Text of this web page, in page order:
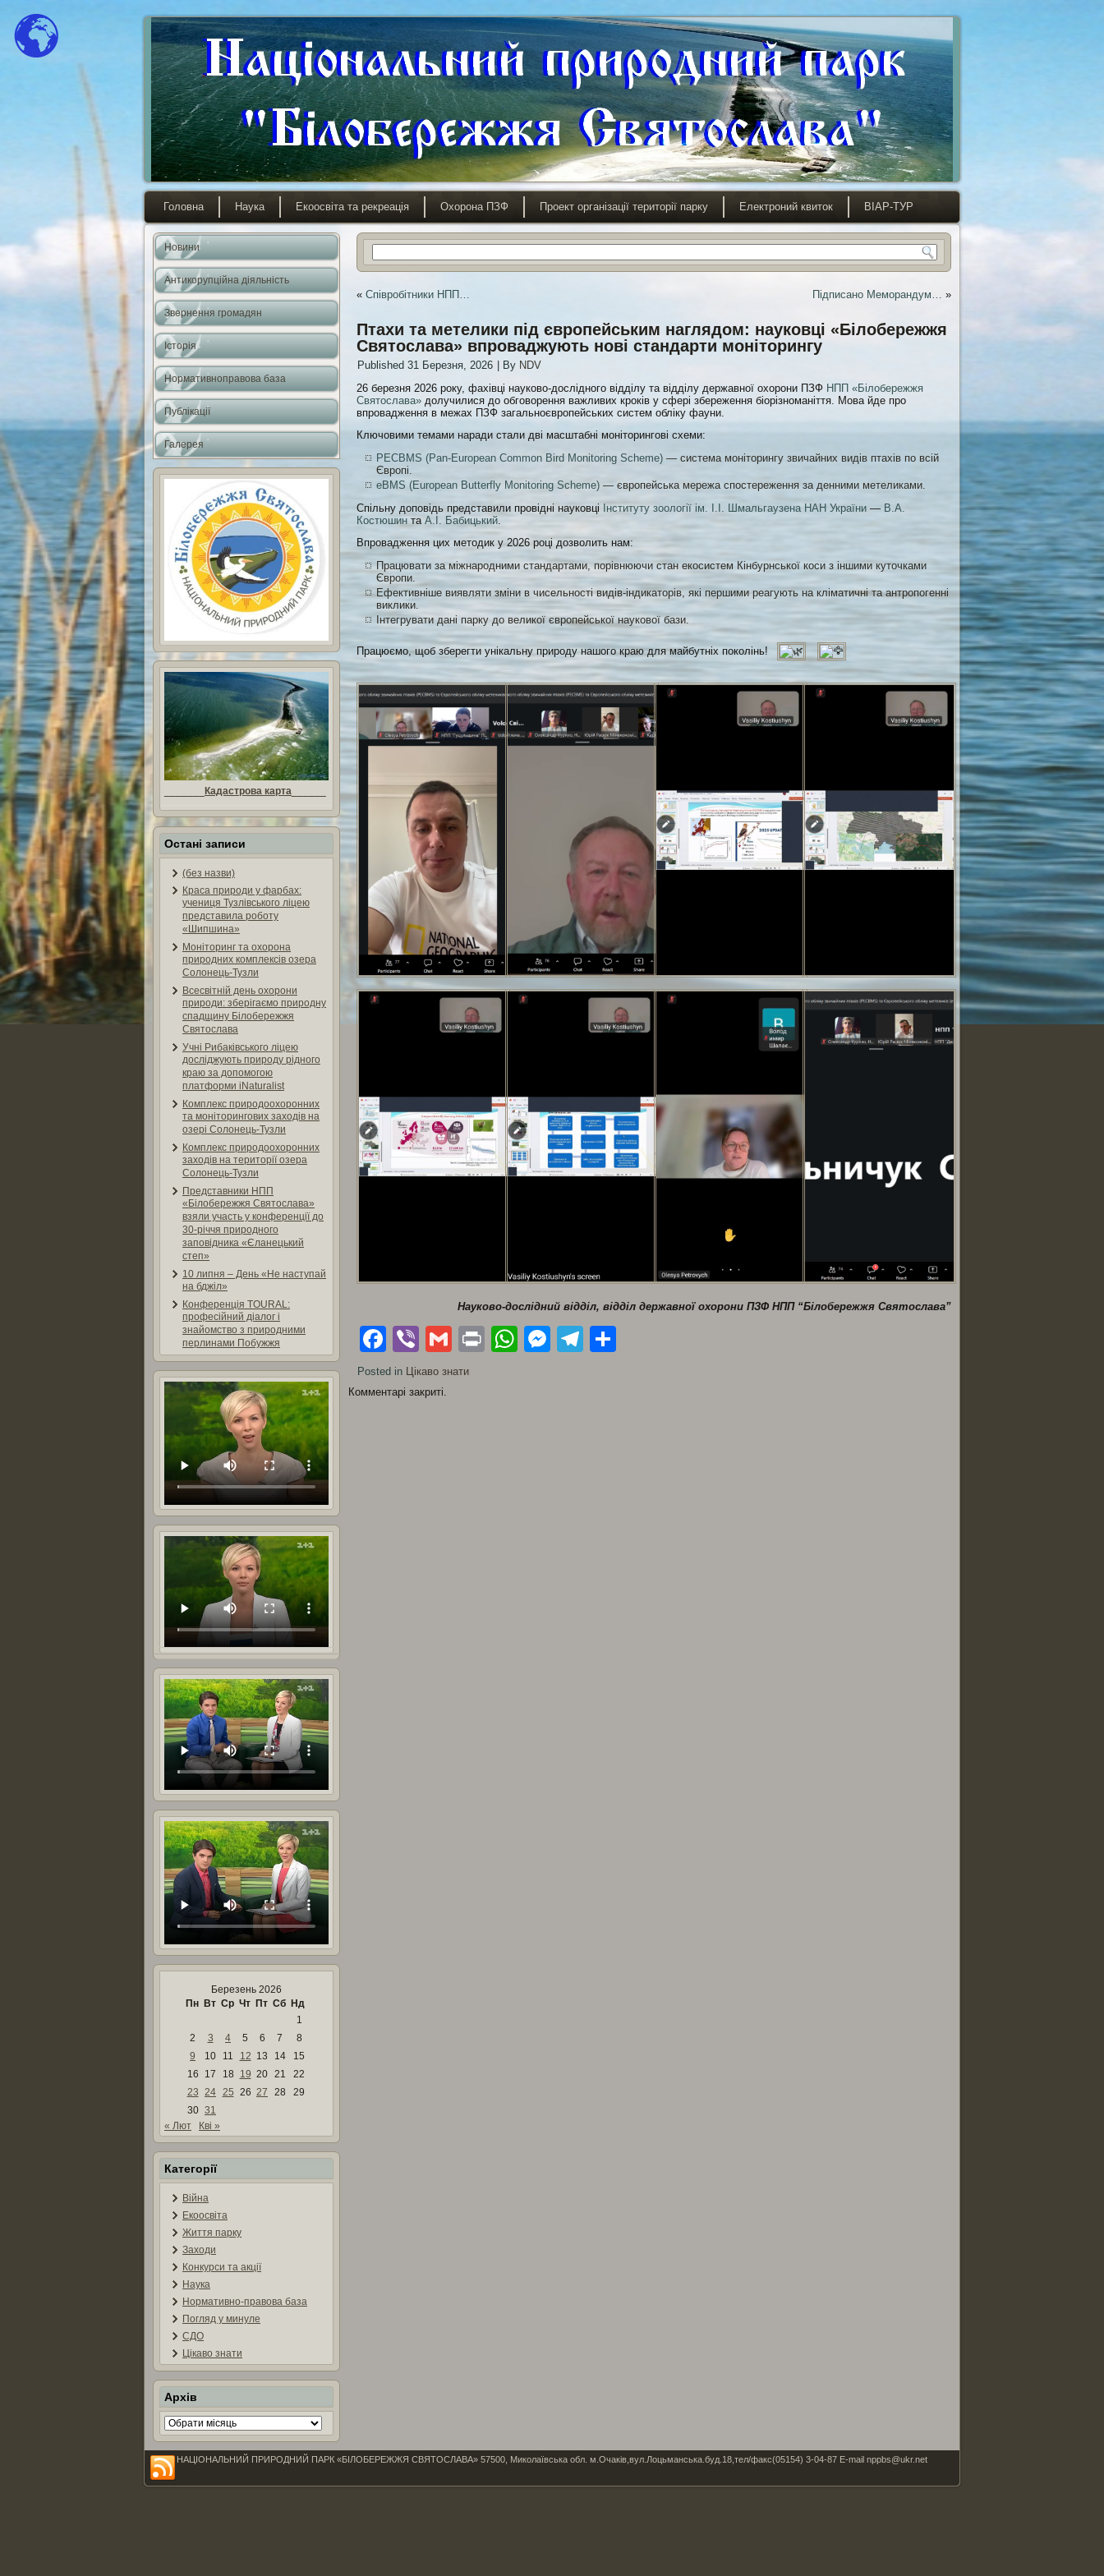
Головна Наука Екоосвіта та рекреація Охорона ПЗФ Проект організації території парку Електроний квиток ВІАР-ТУР
Новини
Антикорупційна діяльність
Звернення громадян
Історія
Нормативноправова база
Публікації
Галерея
Кадастрова карта
Остані записи
(без назви)
Краса природи у фарбах:
учениця Тузлівського ліцею
представила роботу
«Шипшина»
Моніторинг та охорона
природних комплексів озера
Солонець-Тузли
Всесвітній день охорони
природи: зберігаємо природну
спадщину Білобережжя
Святослава
Учні Рибаківського ліцею
досліджують природу рідного
краю за допомогою
платформи iNaturalist
Комплекс природоохоронних
та моніторингових заходів на
озері Солонець-Тузли
Комплекс природоохоронних
заходів на території озера
Солонець-Тузли
Представники НПП
«Білобережжя Святослава»
взяли участь у конференції до
30-річчя природного
заповідника «Єланецький
степ»
10 липня – День «Не наступай
на бджіл»
Конференція TOURAL:
професійний діалог і
знайомство з природними
перлинами Побужжя
Березень 2026
Пн
Вт Ср Чт Пт Сб
Нд
1
2
3 4 5 6 7
8
9
10 11 12 13 14
15
16
17 18 19 20 21
22
23 24 25 26 27 28
29
30 31
« Лют
Кві »
Категорії
Війна
Екоосвіта
Життя парку
Заходи
Конкурси та акції
Наука
Нормативно-правова база
Погляд у минуле
СДО
Цікаво знати
Архів
Архів
« Співробітники НПП… Підписано Меморандум… »
Птахи та метелики під європейським наглядом: науковці «Білобережжя
Святослава» впроваджують нові стандарти моніторингу
Published 31 Березня, 2026 By NDV
​26 березня 2026 року, фахівці науково-дослідного відділу та відділу державної охорони ПЗФ НПП «Білобережжя
Святослава» долучилися до обговорення важливих кроків у сфері збереження біорізноманіття. Мова йде про
впровадження в межах ПЗФ загальноєвропейських систем обліку фауни.
​Ключовими темами наради стали дві масштабні моніторингові схеми:
PECBMS (Pan-European Common Bird Monitoring Scheme) — система моніторингу звичайних видів птахів по всій
Європі.
eBMS (European Butterfly Monitoring Scheme) — європейська мережа спостереження за денними метеликами.
​Спільну доповідь представили провідні науковці
Інституту зоології ім. І.І. Шмальгаузена НАН України — В.А.
Костюшин та А.І. Бабицький.
Впровадження цих методик у 2026 році дозволить нам:
​Працювати за міжнародними стандартами, порівнюючи стан екосистем Кінбурнської коси з іншими куточками
Європи.
​Ефективніше виявляти зміни в чисельності видів-індикаторів, які першими реагують на кліматичні та антропогенні
виклики.
​Інтегрувати дані парку до великої європейської наукової бази.
​Працюємо, щоб зберегти унікальну природу нашого краю для майбутніх поколінь!
Науково-дослідний відділ, відділ державної охорони ПЗФ НПП “Білобережжя Святослава”
Facebook
ViberGmailPrintWhatsApp
Messenger
Telegram
Posted in Цікаво знати
Комментарі закриті.
НАЦІОНАЛЬНИЙ ПРИРОДНИЙ ПАРК «БІЛОБЕРЕЖЖЯ СВЯТОСЛАВА» 57500, Миколаївська обл. м.Очаків,вул.Лоцьманська.буд.18,тел/факс(05154) 3-04-87 E-mail nppbs@ukr.net